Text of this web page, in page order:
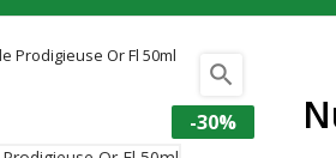
Prodigieuse Or Fl 50ml
-30%
search